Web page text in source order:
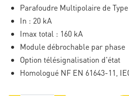
Parafoudre Multipolaire de
In : 20 kA
Imax total : 160 kA
Module débrochable par phase
Option télésignalisation d'état
Homologué NF EN 61643-11,